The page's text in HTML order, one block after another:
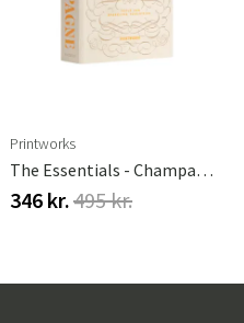
Printworks
The Essentials - Champagne Tools
346 kr.495 kr.